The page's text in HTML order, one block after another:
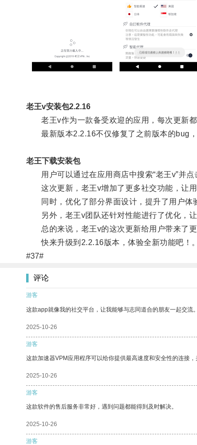
老王v安装包2.2.16
老王v作为一款备受欢迎的应用，每次更新都
最新版本2.2.16不仅修复了之前版本的bug，
老王下载安装包
用户可以通过在应用商店中搜索“老王v”并点
这次更新，老王v增加了更多社交功能，让用
同时，优化了部分界面设计，提升了用户体
另外，老王v团队还针对性能进行了优化，让
总的来说，老王v的这次更新给用户带来了更
快来升级到2.2.16版本，体验全新功能吧！。
#37#
评论
游客
这款app就像我的社交平台，让我能够与志同道合的朋友一起交流。
2025-10-26
游客
这款加速器VPM应用程序可以给你提供最高速度和安全性的连接，
2025-10-26
游客
这款软件的售后服务非常好，遇到问题都能得到及时解决。
2025-10-26
游客